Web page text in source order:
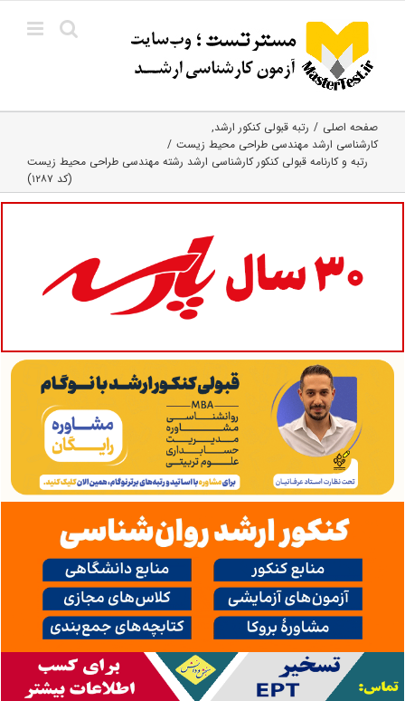
content
صفحه اصلی
رتبه قبولی کنکور ارشد
کارشناسی ارشد مهندسی طراحی محیط زیست
رتبه و کارنامه قبولی کنکور کارشناسی ارشد رشته مهندسی طراحی محیط زیست
(کد ۱۲۸۷)